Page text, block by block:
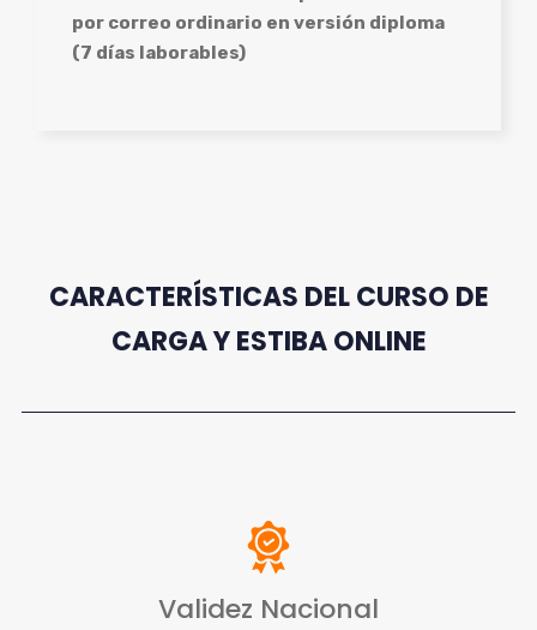
por correo ordinario en versión diploma
(7 días laborables)
CARACTERÍSTICAS DEL CURSO DE
CARGA Y ESTIBA ONLINE
Validez Nacional